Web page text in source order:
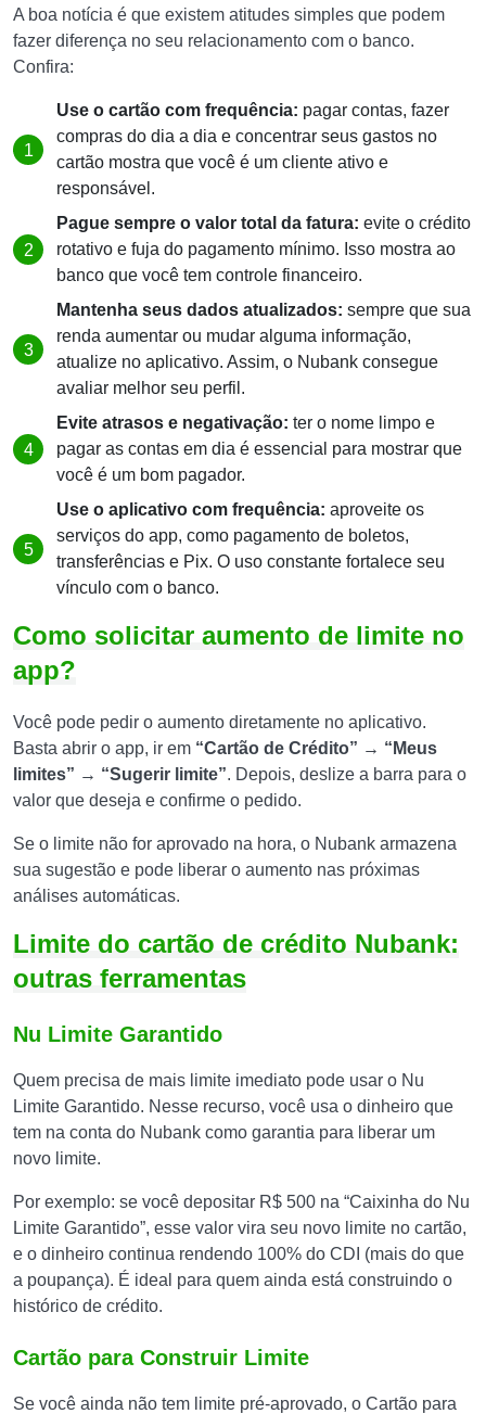
A boa notícia é que existem atitudes simples que podem
fazer diferença no seu relacionamento com o banco.
Confira:
Use o cartão com frequência: pagar contas, fazer
compras do dia a dia e concentrar seus gastos no
cartão mostra que você é um cliente ativo e
responsável.
Pague sempre o valor total da fatura: evite o crédito
rotativo e fuja do pagamento mínimo. Isso mostra ao
banco que você tem controle financeiro.
Mantenha seus dados atualizados: sempre que sua
renda aumentar ou mudar alguma informação,
atualize no aplicativo. Assim, o Nubank consegue
avaliar melhor seu perfil.
Evite atrasos e negativação: ter o nome limpo e
pagar as contas em dia é essencial para mostrar que
você é um bom pagador.
Use o aplicativo com frequência: aproveite os
serviços do app, como pagamento de boletos,
transferências e Pix. O uso constante fortalece seu
vínculo com o banco.
Como solicitar aumento de limite no
app?
Você pode pedir o aumento diretamente no aplicativo.
Basta abrir o app, ir em “Cartão de Crédito” → “Meus
limites” → “Sugerir limite”. Depois, deslize a barra para o
valor que deseja e confirme o pedido.
Se o limite não for aprovado na hora, o Nubank armazena
sua sugestão e pode liberar o aumento nas próximas
análises automáticas.
Limite do cartão de crédito Nubank:
outras ferramentas
Nu Limite Garantido
Quem precisa de mais limite imediato pode usar o Nu
Limite Garantido. Nesse recurso, você usa o dinheiro que
tem na conta do Nubank como garantia para liberar um
novo limite.
Por exemplo: se você depositar R$ 500 na “Caixinha do Nu
Limite Garantido”, esse valor vira seu novo limite no cartão,
e o dinheiro continua rendendo 100% do CDI (mais do que
a poupança). É ideal para quem ainda está construindo o
histórico de crédito.
Cartão para Construir Limite
Se você ainda não tem limite pré-aprovado, o Cartão para